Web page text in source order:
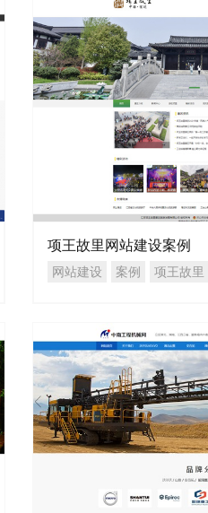
项王故里网站建设案例
网站建设 案例 项王故里